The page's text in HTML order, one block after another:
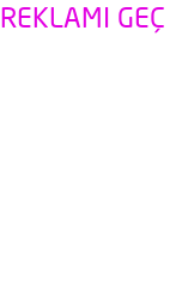
REKLAMI GEÇ